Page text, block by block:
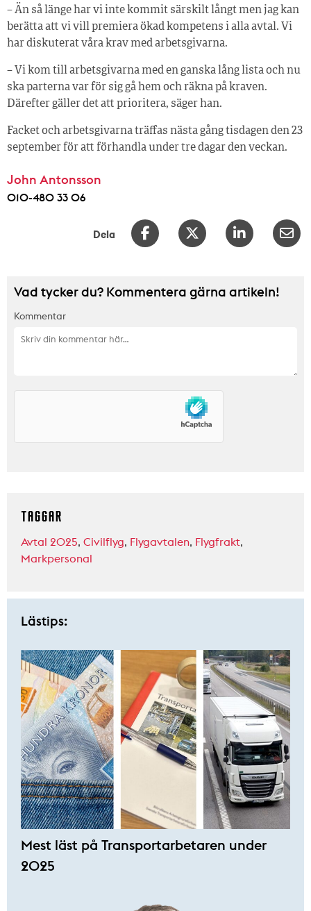
– Än så länge har vi inte kommit särskilt långt men jag kan
berätta att vi vill premiera ökad kompetens i alla avtal. Vi
har diskuterat våra krav med arbetsgivarna.
– Vi kom till arbetsgivarna med en ganska lång lista och nu
ska parterna var för sig gå hem och räkna på kraven.
Därefter gäller det att prioritera, säger han.
Facket och arbetsgivarna träffas nästa gång tisdagen den 23
september för att förhandla under tre dagar den veckan.
John Antonsson
010-480 33 06
Dela
Vad tycker du? Kommentera gärna artikeln!
Kommentar
TAGGAR
Avtal 2025, Civilflyg, Flygavtalen, Flygfrakt,
Markpersonal
Lästips:
Mest läst på Transportarbetaren under
2025